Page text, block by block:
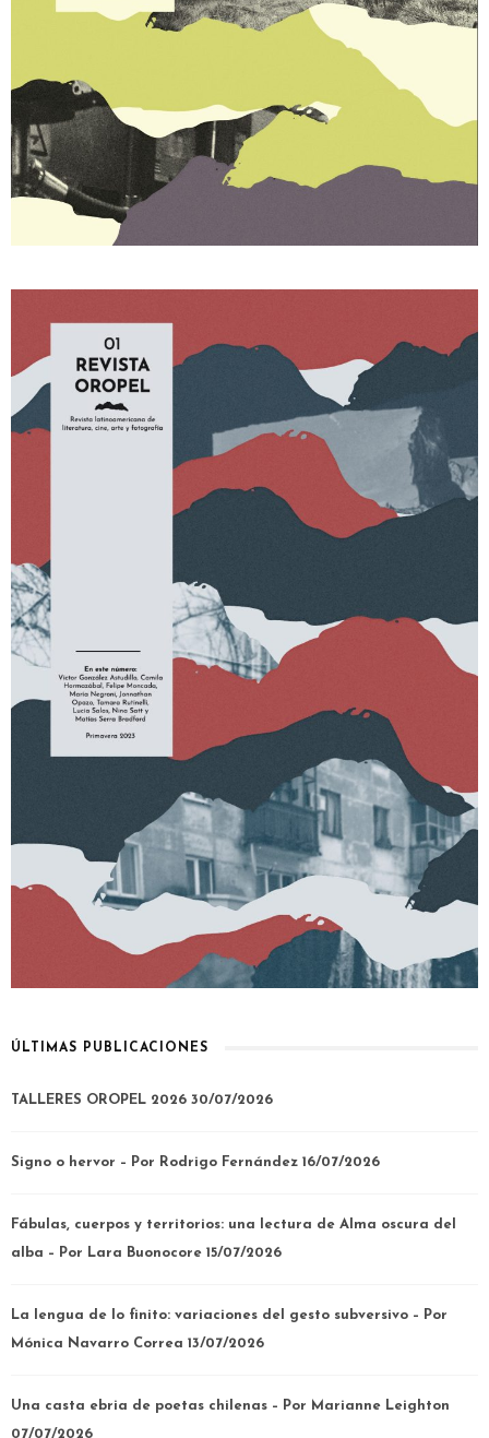
ÚLTIMAS PUBLICACIONES
TALLERES OROPEL 2026 30/07/2026
Signo o hervor – Por Rodrigo Fernández 16/07/2026
Fábulas, cuerpos y territorios: una lectura de Alma oscura del
alba – Por Lara Buonocore 15/07/2026
La lengua de lo finito: variaciones del gesto subversivo – Por
Mónica Navarro Correa 13/07/2026
Una casta ebria de poetas chilenas – Por Marianne Leighton
07/07/2026